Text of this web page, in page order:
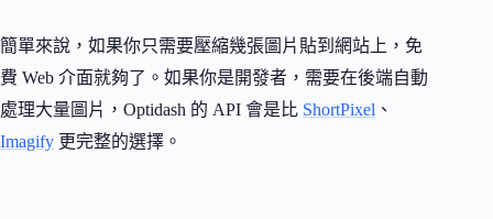
簡單來說，如果你只需要壓縮幾張圖片貼到網站上，免
費 Web 介面就夠了。如果你是開發者，需要在後端自動
處理大量圖片，Optidash 的 API 會是比 ShortPixel 、
Imagify 更完整的選擇。